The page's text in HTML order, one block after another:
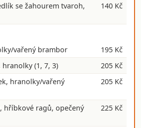
se žahourem tvaroh,
140 Kč
vařený brambor
195 Kč
hranolky(1, 7, 3)
205 Kč
hranolky/vařený
205 Kč
hříbkové ragů, opečený
225 Kč